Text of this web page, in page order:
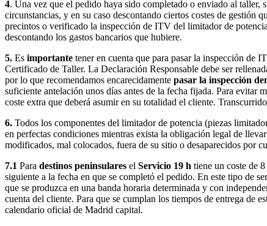
4. Una vez que el pedido haya sido completado o enviado al
circunstancias, y en su caso descontando ciertos costes de gestión
precintos o verificado la inspección de ITV del limitador de
descontando los gastos bancarios que hubiere.
5. Es importante tener en cuenta que para pasar la inspección de
Certificado de Taller. La Declaración Responsable debe ser
por lo que recomendamos encarecidamente pasar la inspección
suficiente antelación unos días antes de la fecha fijada. Para evitar
coste extra que deberá asumir en su totalidad el cliente.
6. Todos los componentes del limitador de potencia (piezas
en perfectas condiciones mientras exista la obligación legal de
modificados, mal colocados, fuera de su sitio o desaparecidos por
7.1 Para destinos peninsulares el Servicio 19 h tiene un coste de
siguiente a la fecha en que se completó el pedido. En este tipo de
que se produzca en una banda horaria determinada y con
cuenta del cliente. Para que se cumplan los tiempos de entrega de
calendario oficial de Madrid capital.